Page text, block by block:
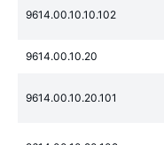
9614.00.10.10.102
9614.00.10.20
9614.00.10.20.101